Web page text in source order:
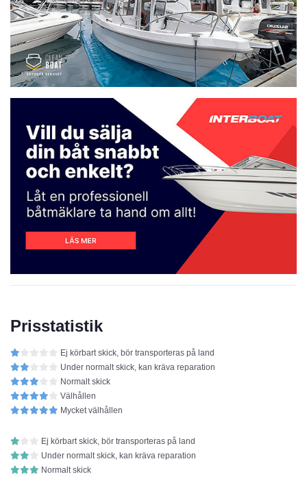
Prisstatistik
Ej körbart skick, bör transporteras på land
Under normalt skick, kan kräva reparation
Normalt skick
Välhållen
Mycket välhållen
Ej körbart skick, bör transporteras på land
Under normalt skick, kan kräva reparation
Normalt skick